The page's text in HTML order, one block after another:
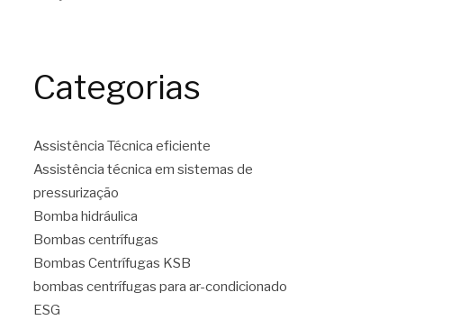
Categorias
Assistência Técnica eficiente
Assistência técnica em sistemas de
pressurização
Bomba hidráulica
Bombas centrífugas
Bombas Centrífugas KSB
bombas centrífugas para ar-condicionado
ESG